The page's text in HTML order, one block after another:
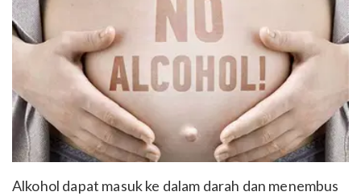
Alkohol dapat masuk ke dalam darah dan menembus